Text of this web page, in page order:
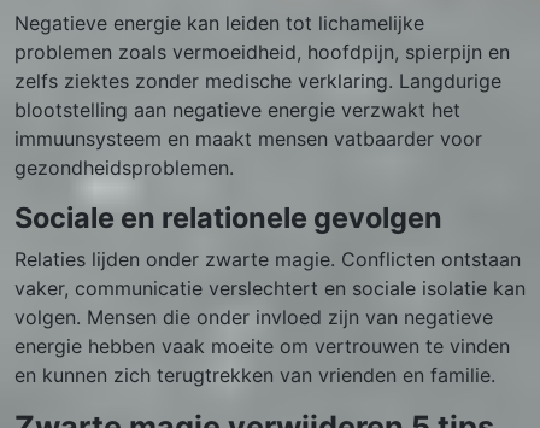
Negatieve energie kan leiden tot lichamelijke
problemen zoals vermoeidheid, hoofdpijn, spierpijn en
zelfs ziektes zonder medische verklaring. Langdurige
blootstelling aan negatieve energie verzwakt het
immuunsysteem en maakt mensen vatbaarder voor
gezondheidsproblemen.
Sociale en relationele gevolgen
Relaties lijden onder zwarte magie. Conflicten ontstaan
vaker, communicatie verslechtert en sociale isolatie kan
volgen. Mensen die onder invloed zijn van negatieve
energie hebben vaak moeite om vertrouwen te vinden
en kunnen zich terugtrekken van vrienden en familie.